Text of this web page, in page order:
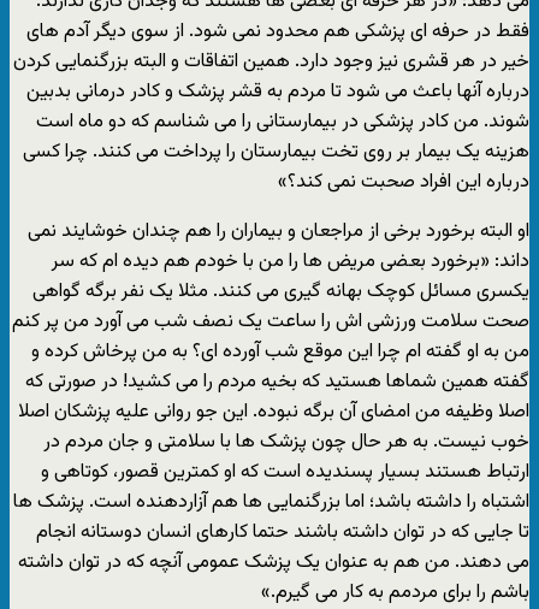
فقط در حرفه ای پزشکی هم محدود نمی شود. از سوی دیگر آدم های
خیر در هر قشری نیز وجود دارد. همین اتفاقات و البته بزرگنمایی کردن
درباره آنها باعث می شود تا مردم به قشر پزشک و کادر درمانی بدبین
شوند. من کادر پزشکی در بیمارستانی را می شناسم که دو ماه است
هزینه یک بیمار بر روی تخت بیمارستان را پرداخت می کنند. چرا کسی
درباره این افراد صحبت نمی کند؟»
او البته برخورد برخی از مراجعان و بیماران را هم چندان خوشایند نمی
داند: «برخورد بعضی مریض ها را من با خودم هم دیده ام که سر
یکسری مسائل کوچک بهانه گیری می کنند. مثلا یک نفر برگه گواهی
صحت سلامت ورزشی اش را ساعت یک نصف شب می آورد من پر کنم
من به او گفته ام چرا این موقع شب آورده ای؟ به من پرخاش کرده و
گفته همین شماها هستید که بخیه مردم را می کشید! در صورتی که
اصلا وظیفه من امضای آن برگه نبوده. این جو روانی علیه پزشکان اصلا
خوب نیست. به هر حال چون پزشک ها با سلامتی و جان مردم در
ارتباط هستند بسیار پسندیده است که او کمترین قصور، کوتاهی و
اشتباه را داشته باشد؛ اما بزرگنمایی ها هم آزاردهنده است. پزشک ها
تا جایی که در توان داشته باشند حتما کارهای انسان دوستانه انجام
می دهند. من هم به عنوان یک پزشک عمومی آنچه که در توان داشته
باشم را برای مردمم به کار می گیرم.»